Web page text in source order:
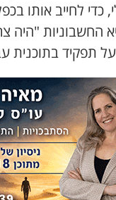
כדי לחייב אותו
החשבוניות "היה
תפקיד בתוכנית